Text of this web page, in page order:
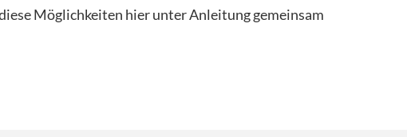
Möglichkeiten hier unter Anleitung gemeinsam